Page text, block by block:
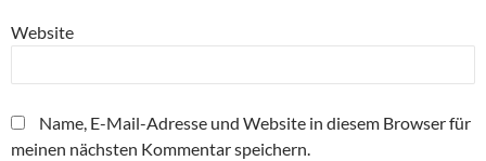
Website
Name, E-Mail-Adresse und Website in diesem Browser für
meinen nächsten Kommentar speichern.